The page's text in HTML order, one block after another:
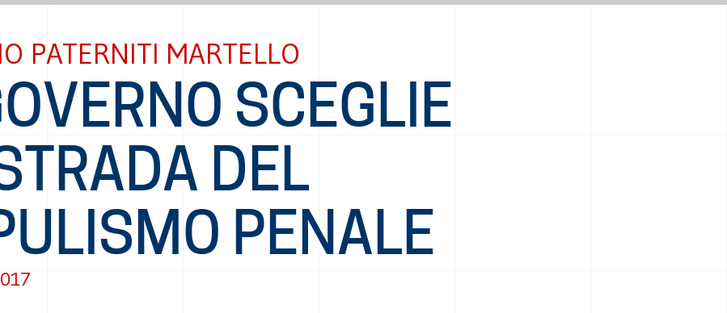
PATERNITI MARTELLO
SCEGLIE
DEL
PENALE